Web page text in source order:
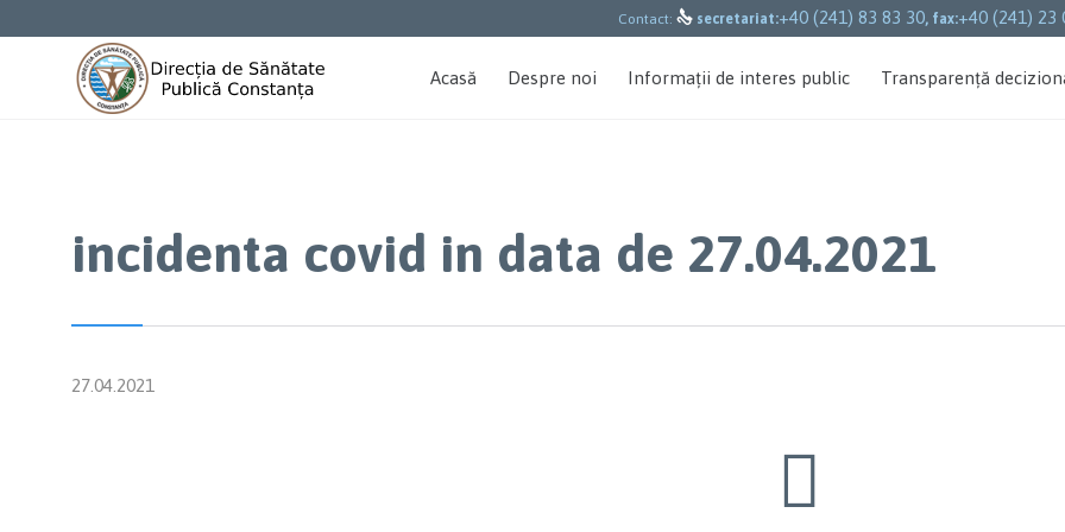
Contact:  secretariat:+40 (241) 83 83 30, fax:+40 (241) 23
Acasă Despre noi Informații de interes public Transparență
incidenta covid in data de 27.04.2021
27.04.2021
